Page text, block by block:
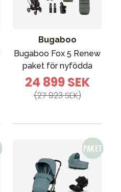
Bugaboo
Bugaboo Fox 5 Renew
paket för nyfödda
24 899 SEK
(27 923 SEK)